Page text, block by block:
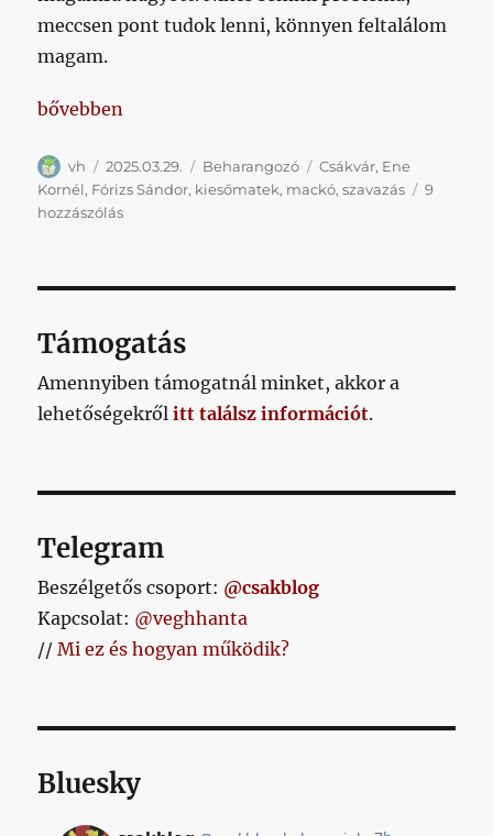
meccsen pont tudok lenni, könnyen feltalálom
magam.
„A barátság, a kellés, a természetes és az
bővebben
Szerző
vh Közzétéve
2025.03.29. Kategória
Beharangozó Címke
Csákvár, Ene
Kornél, Fórizs Sándor, kiesőmatek, mackó,szavazás
9
hozzászólásA
természetes
és
számolt
összefüggései
gondolatban
című
bejegyzéshez
Támogatás
Amennyiben támogatnál minket, akkor a
lehetőségekrőlitt találsz információt.
Telegram
Beszélgetős csoport: @csakblog
Kapcsolat: @veghhanta
//Mi ez és hogyan működik?
Bluesky